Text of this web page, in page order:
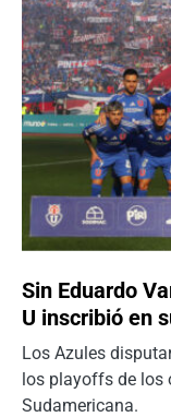
Sin Eduardo
U inscribió en
Los Azules
los playoffs de los
Sudamericana.